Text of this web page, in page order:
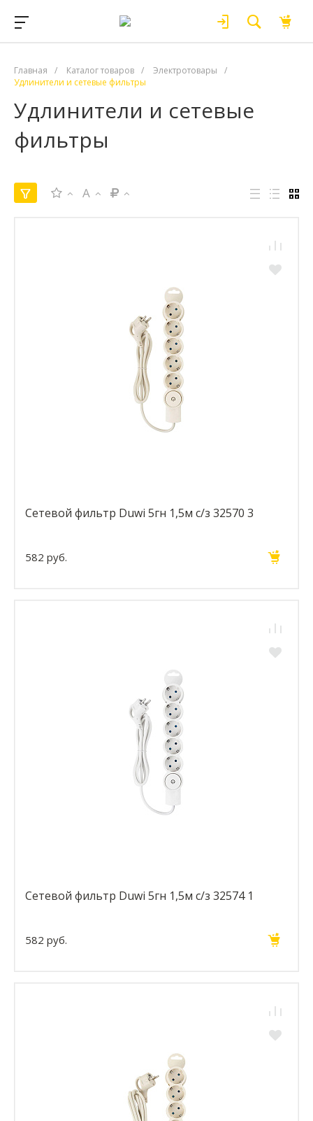
Главная / Каталог товаров / Электротовары
/
Удлинители и сетевые фильтры
Удлинители и сетевые
фильтры
A
Сетевой фильтр Duwi 5гн 1,5м с/з 32570 3
582 руб.
Сетевой фильтр Duwi 5гн 1,5м с/з 32574 1
582 руб.